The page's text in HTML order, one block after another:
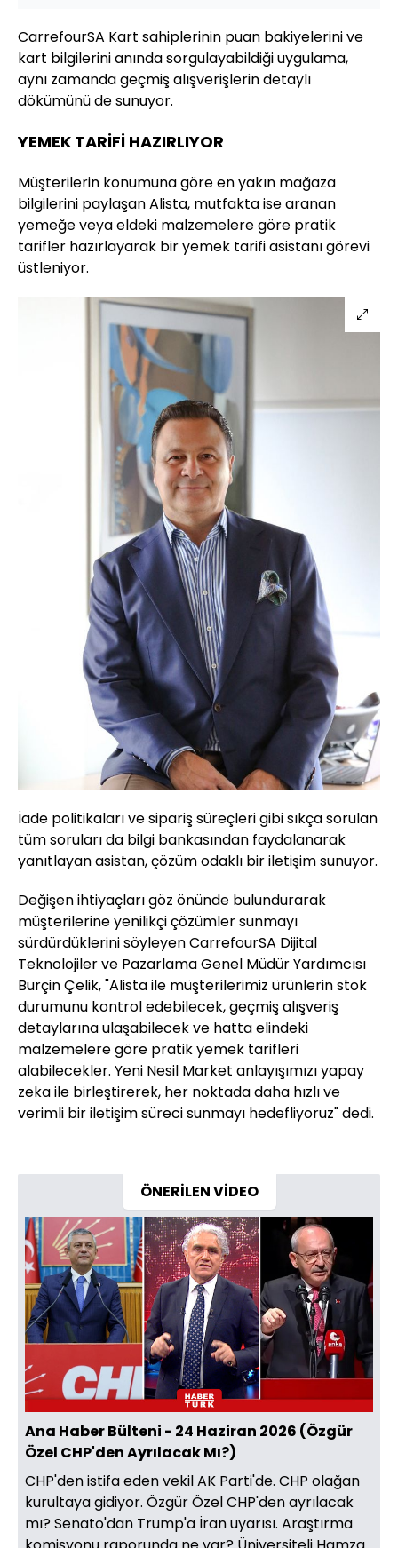
CarrefourSA Kart sahiplerinin puan bakiyelerini ve
kart bilgilerini anında sorgulayabildiği uygulama,
aynı zamanda geçmiş alışverişlerin detaylı
dökümünü de sunuyor.
YEMEK TARİFİ HAZIRLIYOR
Müşterilerin konumuna göre en yakın mağaza
bilgilerini paylaşan Alista, mutfakta ise aranan
yemeğe veya eldeki malzemelere göre pratik
tarifler hazırlayarak bir yemek tarifi asistanı görevi
üstleniyor.
İade politikaları ve sipariş süreçleri gibi sıkça sorulan
tüm soruları da bilgi bankasından faydalanarak
yanıtlayan asistan, çözüm odaklı bir iletişim sunuyor.
Değişen ihtiyaçları göz önünde bulundurarak
müşterilerine yenilikçi çözümler sunmayı
sürdürdüklerini söyleyen CarrefourSA Dijital
Teknolojiler ve Pazarlama Genel Müdür Yardımcısı
Burçin Çelik, "Alista ile müşterilerimiz ürünlerin stok
durumunu kontrol edebilecek, geçmiş alışveriş
detaylarına ulaşabilecek ve hatta elindeki
malzemelere göre pratik yemek tarifleri
alabilecekler. Yeni Nesil Market anlayışımızı yapay
zeka ile birleştirerek, her noktada daha hızlı ve
verimli bir iletişim süreci sunmayı hedefliyoruz" dedi.
ÖNERİLEN VİDEO
Ana Haber Bülteni - 24 Haziran 2026 (Özgür
Özel CHP'den Ayrılacak Mı?)
CHP'den istifa eden vekil AK Parti'de. CHP olağan
kurultaya gidiyor. Özgür Özel CHP'den ayrılacak
mı? Senato'dan Trump'a İran uyarısı. Araştırma